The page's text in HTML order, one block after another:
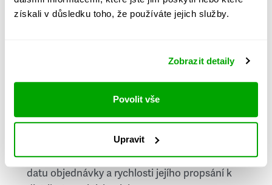
získali v důsledku toho, že používáte jejich služby.
Zobrazit detaily
Povolit vše
Upravit
doručování týdeníku Respekt v tištěné verzi, na
první vydání ve vaší schránce se můžete těšit
příští, nejpozději přespříští týden (v závislosti na
datu objednávky a rychlosti jejího propsání k